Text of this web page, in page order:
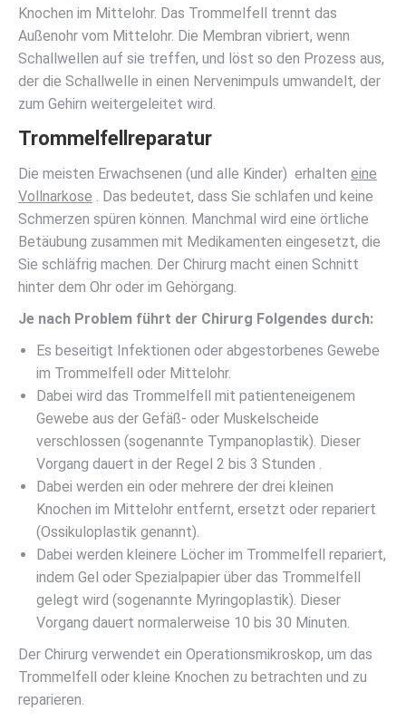
Knochen im Mittelohr. Das Trommelfell trennt das
Außenohr vom Mittelohr. Die Membran vibriert, wenn
Schallwellen auf sie treffen, und löst so den Prozess aus,
der die Schallwelle in einen Nervenimpuls umwandelt, der
zum Gehirn weitergeleitet wird.
Trommelfellreparatur
Die meisten Erwachsenen (und alle Kinder) erhalten eine
Vollnarkose . Das bedeutet, dass Sie schlafen und keine
Schmerzen spüren können. Manchmal wird eine örtliche
Betäubung zusammen mit Medikamenten eingesetzt, die
Sie schläfrig machen. Der Chirurg macht einen Schnitt
hinter dem Ohr oder im Gehörgang.
Je nach Problem führt der Chirurg Folgendes durch:
Es beseitigt Infektionen oder abgestorbenes Gewebe
im Trommelfell oder Mittelohr.
Dabei wird das Trommelfell mit patienteneigenem
Gewebe aus der Gefäß- oder Muskelscheide
verschlossen (sogenannte Tympanoplastik). Dieser
Vorgang dauert in der Regel 2 bis 3 Stunden .
Dabei werden ein oder mehrere der drei kleinen
Knochen im Mittelohr entfernt, ersetzt oder repariert
(Ossikuloplastik genannt).
Dabei werden kleinere Löcher im Trommelfell repariert,
indem Gel oder Spezialpapier über das Trommelfell
gelegt wird (sogenannte Myringoplastik). Dieser
Vorgang dauert normalerweise 10 bis 30 Minuten.
Der Chirurg verwendet ein Operationsmikroskop, um das
Trommelfell oder kleine Knochen zu betrachten und zu
reparieren.